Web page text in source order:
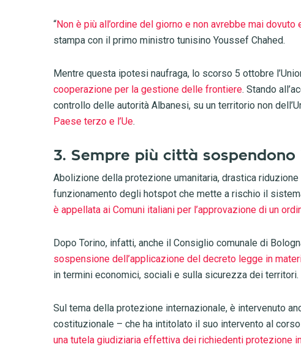
“Non è più all’ordine del giorno e non avrebbe mai dovuto
stampa con il primo ministro tunisino Youssef Chahed.
Mentre questa ipotesi naufraga, lo scorso 5 ottobre
cooperazione per la gestione delle frontiere. Stando
controllo delle autorità Albanesi, su un territorio non
Paese terzo e l’Ue.
3. Sempre più città
Abolizione della protezione umanitaria, drastica
funzionamento degli hotspot che mette a rischio il
è appellata ai Comuni italiani per l’approvazione di un
Dopo Torino, infatti, anche il Consiglio comunale di
sospensione dell’applicazione del decreto legge in
in termini economici, sociali e sulla sicurezza dei territori.
Sul tema della protezione internazionale, è intervenuto
costituzionale – che ha intitolato il suo intervento al
una tutela giudiziaria effettiva dei richiedenti protezione